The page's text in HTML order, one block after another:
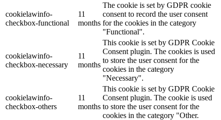
cookielawinfo-
checkbox-functional
11
months
The cookie is set by GDPR cookie
consent to record the user consent
for the cookies in the category
"Functional".
cookielawinfo-
checkbox-necessary
11
months
This cookie is set by GDPR Cookie
Consent plugin. The cookies is used
to store the user consent for the
cookies in the category
"Necessary".
cookielawinfo-
checkbox-others
11
months
This cookie is set by GDPR Cookie
Consent plugin. The cookie is used
to store the user consent for the
cookies in the category "Other.